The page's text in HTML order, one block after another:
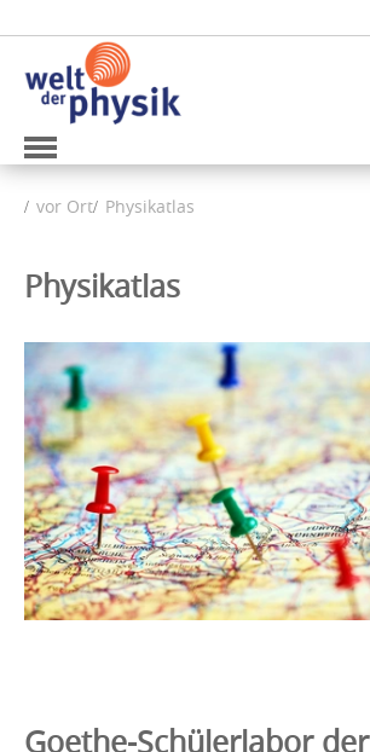
vor Ort Physikatlas
Physikatlas
Goethe-Schülerlabor der